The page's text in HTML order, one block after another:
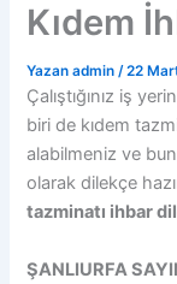
Kıdem
Yazan admin/22
Çalıştığınız iş
biri de kıdem
alabilmeniz ve
olarak dilekçe
tazminatı ihbar
ŞANLIURFA